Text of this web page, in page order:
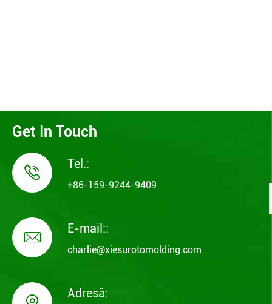
Get In Touch
 Tel.:
+86-159-9244-9409
 E-mail::
charlie@xiesurotomolding.com
Adresă: